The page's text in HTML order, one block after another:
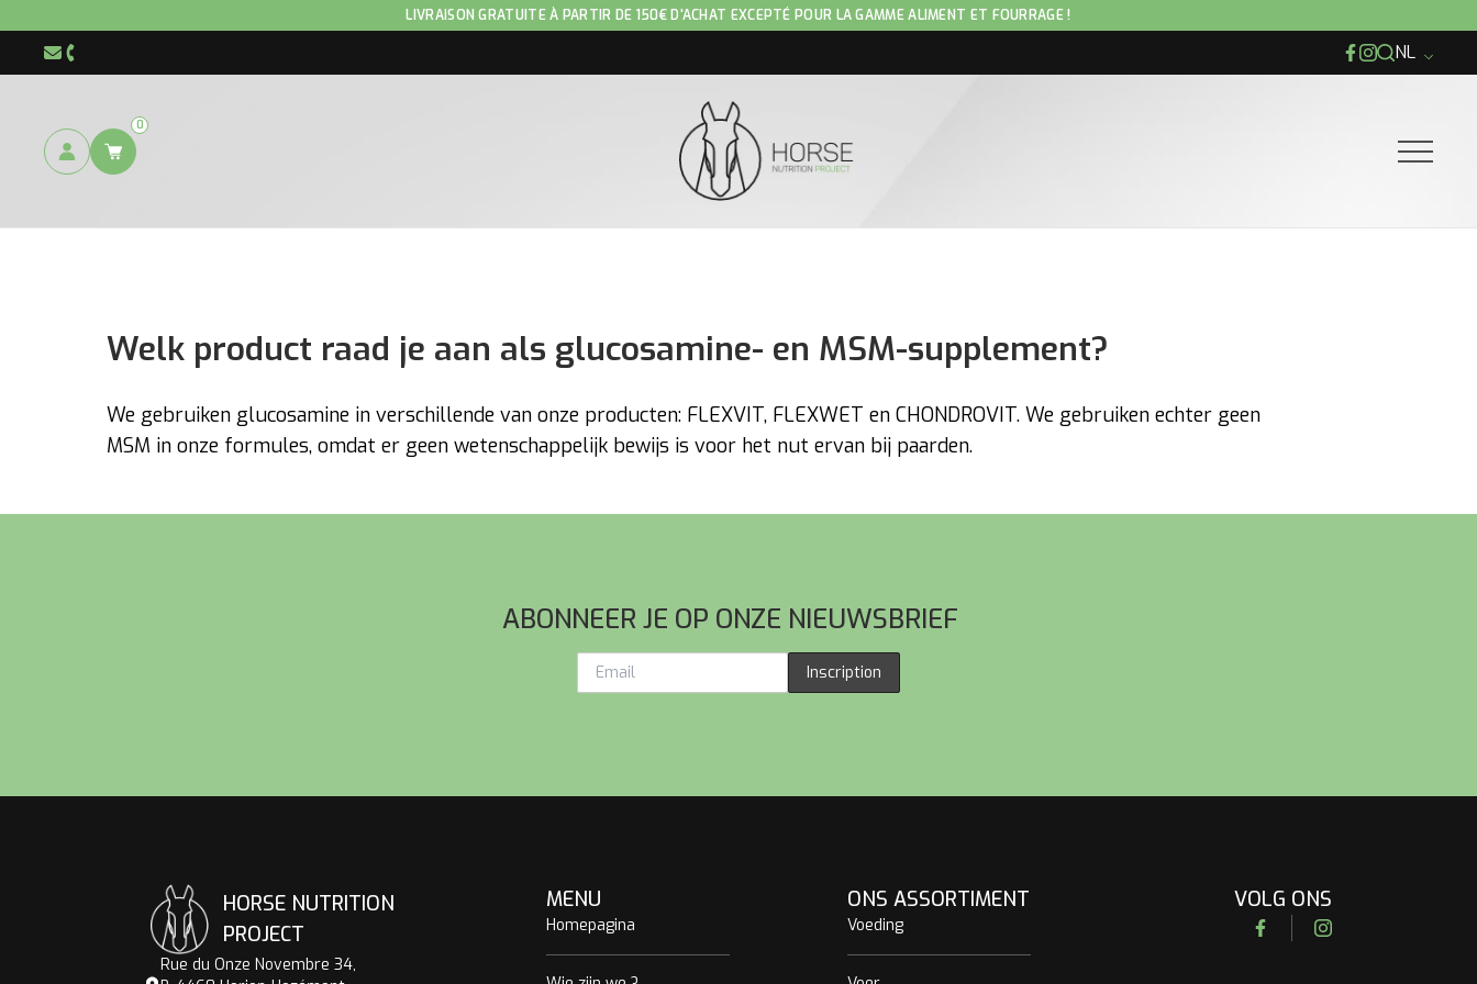
LIVRAISON GRATUITE À PARTIR DE 150€ D'ACHAT EXCEPTÉ POUR LA GAMME ALIMENT ET FOURRAGE !
info@hnp-horse.be
+32 (0)4 250 12 96 Facebook
Instagram
NL
0
Welk product raad je aan als glucosamine- en MSM-supplement?
We gebruiken glucosamine in verschillende van onze producten: FLEXVIT, FLEXWET en CHONDROVIT. We gebruiken echter geen
MSM in onze formules, omdat er geen wetenschappelijk bewijs is voor het nut ervan bij paarden.
ABONNEER JE OP ONZE NIEUWSBRIEF
Inscription
HORSE NUTRITION
PROJECT
Rue du Onze Novembre 34,
MENU
Homepagina
ONS ASSORTIMENT
Voeding
VOLG ONS
FacebookInstagram